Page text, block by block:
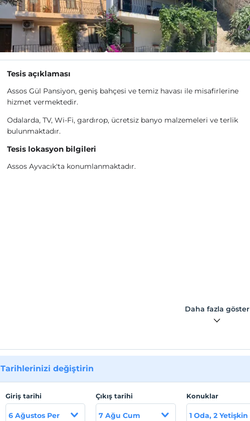
Tesis açıklaması
Assos Gül Pansiyon, geniş bahçesi ve temiz havası ile misafirlerine
hizmet vermektedir.
Odalarda, TV, Wi-Fi, gardırop, ücretsiz banyo malzemeleri ve terlik
bulunmaktadır.
Tesis lokasyon bilgileri
Assos Ayvacık'ta konumlanmaktadır.
Daha fazla göster
Tarihlerinizi değiştirin
Giriş tarihi
6 Ağustos Per
Çıkış tarihi
7 Ağu Cum
Konuklar
1 Oda, 2 Yetişkin